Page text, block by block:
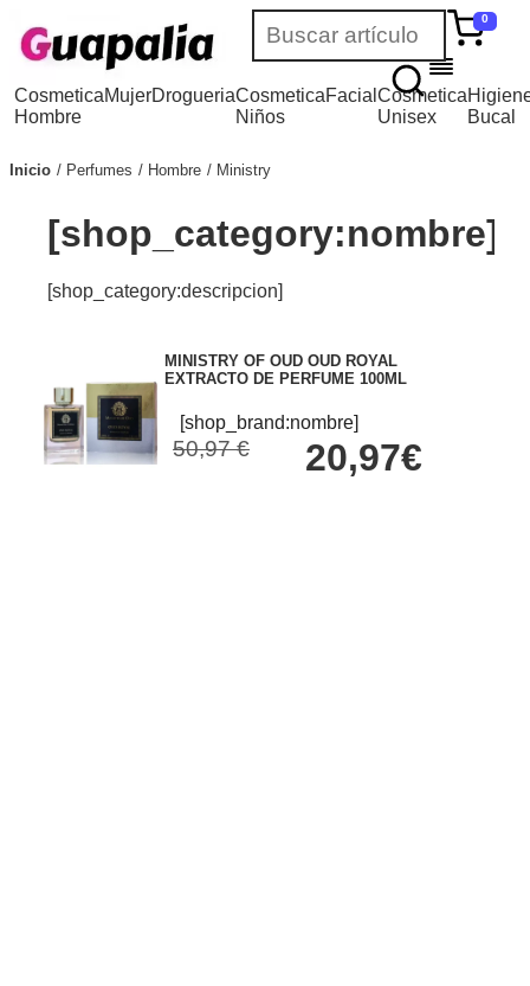
0
Cosmetica
Hombre
MujerDrogueriaCosmetica
Niños
FacialCosmetica
Unisex
Bucal
Inicio Perfumes Hombre Ministry
[shop_category:nombre]
[shop_category:descripcion]
MINISTRY OF OUD OUD ROYAL
EXTRACTO DE PERFUME 100ML
[shop_brand:nombre]
50,97 € 20,97€